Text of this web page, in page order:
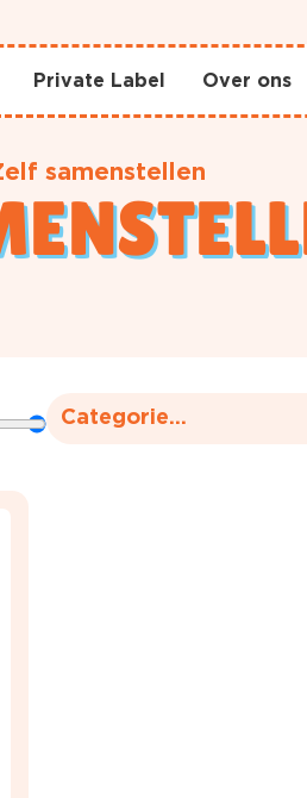
Private Label Over ons
samenstellen
Categorie...